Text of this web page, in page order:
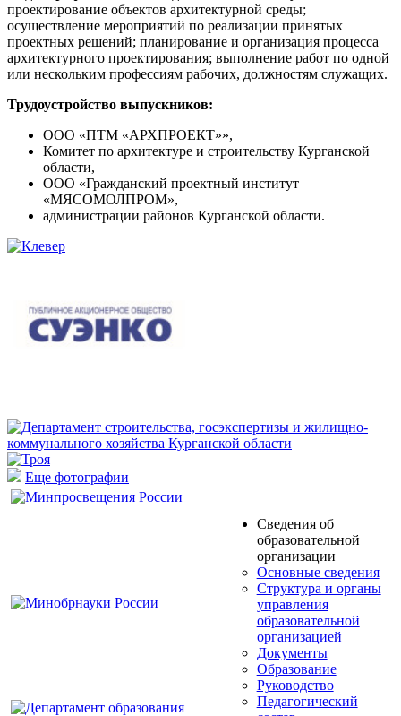
проектирование объектов архитектурной среды;
осуществление мероприятий по реализации принятых
проектных решений; планирование и организация процесса
архитектурного проектирования; выполнение работ по одной
или нескольким профессиям рабочих, должностям служащих.
Трудоустройство выпускников:
ООО «ПТМ «АРХПРОЕКТ»»,
Комитет по архитектуре и строительству Курганской
области,
ООО «Гражданский проектный институт
«МЯСОМОЛПРОМ»,
администрации районов Курганской области.
Еще фотографии
Сведения об
образовательной
организации
Основные сведения
Структура и органы
управления
образовательной
организацией
Документы
Образование
Руководство
Педагогический